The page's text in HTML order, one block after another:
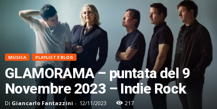
MUSICA PLAYLIST E BLOG
GLAMORAMA – puntata del 9
Novembre 2023 – Indie Rock
Di Giancarlo Fantazzini - 12/11/2023 217